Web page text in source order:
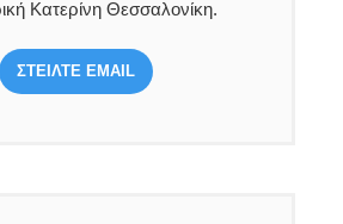
Κατερίνη Θεσσαλονίκη.
ΣΤΕΙΛΤΕ EMAIL